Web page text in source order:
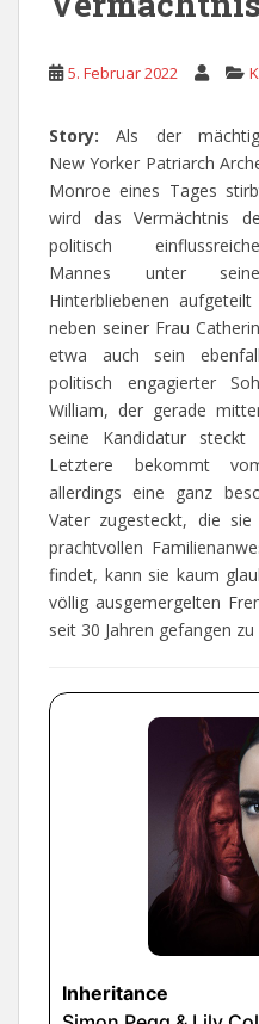
5. Februar 2022
Story: Als der
New Yorker Patriarch
Monroe eines Tages
wird das Vermächtnis
politisch
Mannes unter
Hinterbliebenen aufgeteilt
neben seiner Frau
etwa auch sein
politisch engagierter
William, der gerade
seine Kandidatur
Letztere bekommt
allerdings eine ganz
Vater zugesteckt, die
prachtvollen
findet, kann sie kaum
völlig ausgemergelten
seit 30 Jahren gefangen